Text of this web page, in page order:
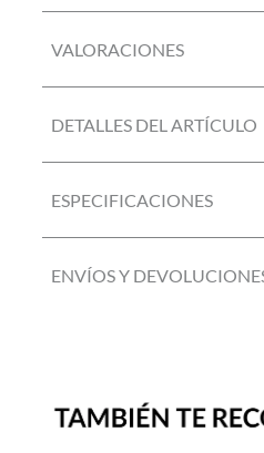
VALORACIONES
DETALLES DEL ARTÍCULO
ESPECIFICACIONES
ENVÍOS Y